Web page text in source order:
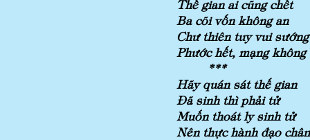
Thế gian ai cũng chết
Ba cõi vốn không an
Chư thiên tuy vui sướng
Phước hết, mạng không
***
Hãy quán sát thế gian
Đã sinh thì phải tử
Muốn thoát ly sinh tử
Nên thực hành đạo